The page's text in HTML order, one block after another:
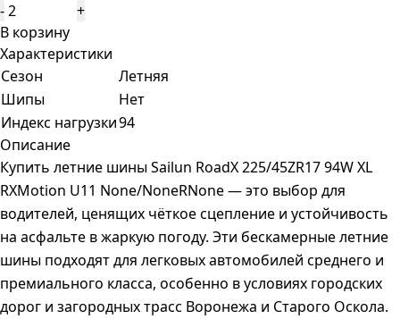
-
+
В корзину
Характеристики
Сезон
Летняя
Шипы
Нет
Индекс нагрузки94
Описание
Купить летние шины Sailun RoadX 225/45ZR17 94W XL
RXMotion U11 None/NoneRNone — это выбор для
водителей, ценящих чёткое сцепление и устойчивость
на асфальте в жаркую погоду. Эти бескамерные летние
шины подходят для легковых автомобилей среднего и
премиального класса, особенно в условиях городских
дорог и загородных трасс Воронежа и Старого Оскола.